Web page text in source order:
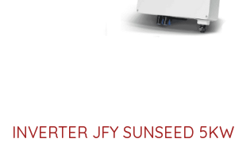
INVERTER JFY SUNSEED 5KW